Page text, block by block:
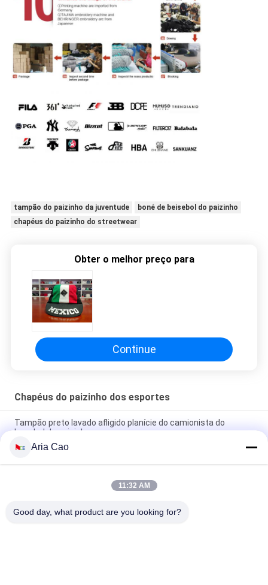
tampão do paizinho da juventude
boné de beisebol do paizinho
chapéus do paizinho do streetwear
Obter o melhor preço para
Continue
Chapéus do paizinho dos esportes
Tampão preto lavado afligido planície do camionista do
basebol do paizinho
beisebol do paizinho de 56cm
A placa ostenta chapéus do paizinho com logotipo do bordado
Aria Cao
11:32 AM
Good day, what product are you looking for?